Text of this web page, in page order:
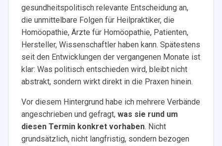
gesundheitspolitisch relevante Entscheidung an,
die unmittelbare Folgen für Heilpraktiker, die
Homöopathie, Ärzte für Homöopathie, Patienten,
Hersteller, Wissenschaftler haben kann. Spätestens
seit den Entwicklungen der vergangenen Monate ist
klar: Was politisch entschieden wird, bleibt nicht
abstrakt, sondern wirkt direkt in die Praxen hinein.
Vor diesem Hintergrund habe ich mehrere Verbände
angeschrieben und gefragt, was sie rund um
diesen Termin konkret vorhaben. Nicht
grundsätzlich, nicht langfristig, sondern bezogen